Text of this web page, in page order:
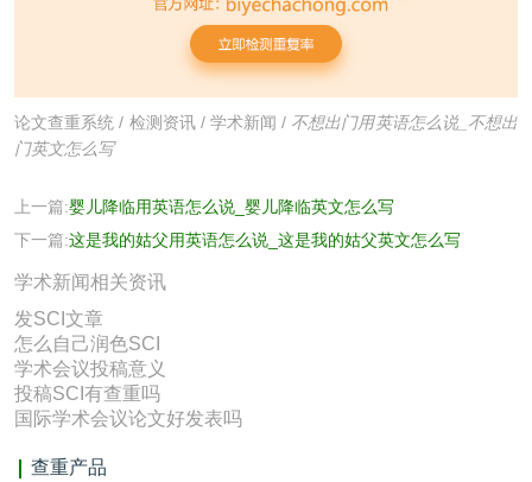
论文查重系统 / 检测资讯/ 学术新闻 / 不想出门用英语怎么说_不想出
门英文怎么写
上一篇:婴儿降临用英语怎么说_婴儿降临英文怎么写
下一篇:这是我的姑父用英语怎么说_这是我的姑父英文怎么写
学术新闻相关资讯
发SCI文章
怎么自己润色SCI
学术会议投稿意义
投稿SCI有查重吗
国际学术会议论文好发表吗
查重产品